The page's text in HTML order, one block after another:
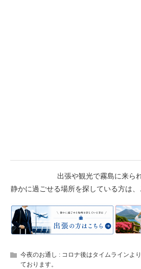
出張や観光で霧島に来ら
静かに過ごせる場所を探している方は、
今夜のお通し : コロナ後はタイムラインよ
ております。